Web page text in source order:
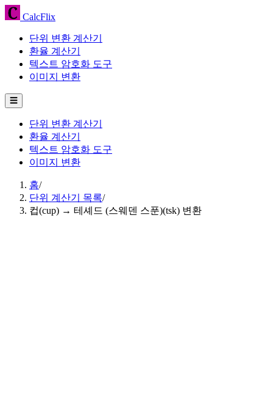
CalcFlix
단위 변환 계산기
환율 계산기
텍스트 암호화 도구
이미지 변환
☰
단위 변환 계산기
환율 계산기
텍스트 암호화 도구
이미지 변환
홈/
단위 계산기 목록/
컵(cup) → 테셰드 (스웨덴 스푼)(tsk) 변환